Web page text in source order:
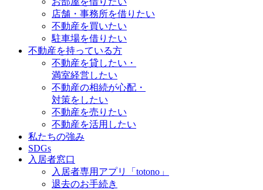
店舗・事務所を借りたい
不動産を買いたい
駐車場を借りたい
不動産を持っている方
不動産を貸したい・
満室経営したい
不動産の相続が心配・
対策をしたい
不動産を売りたい
不動産を活用したい
私たちの強み
SDGs
入居者窓口
入居者専用アプリ「totono」
退去のお手続き